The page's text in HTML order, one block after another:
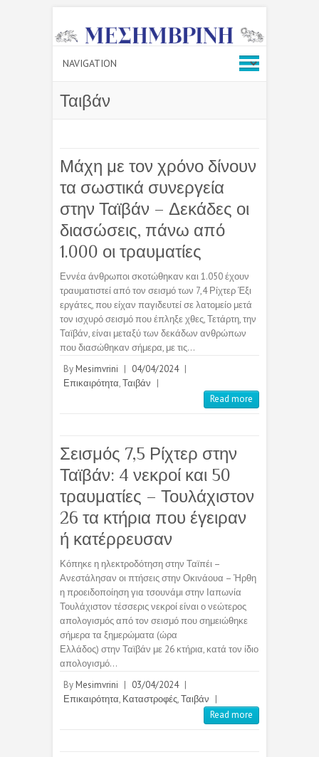
Ταιβάν
Μάχη με τον χρόνο δίνουν
τα σωστικά συνεργεία
στην Ταϊβάν – Δεκάδες οι
διασώσεις, πάνω από
1.000 οι τραυματίες
Εννέα άνθρωποι σκοτώθηκαν και 1.050 έχουν
τραυματιστεί από τον σεισμό των 7,4 Ρίχτερ Έξι
εργάτες, που είχαν παγιδευτεί σε λατομείο μετά
τον ισχυρό σεισμό που έπληξε χθες, Τετάρτη, την
Ταϊβάν, είναι μεταξύ των δεκάδων ανθρώπων
που διασώθηκαν σήμερα, με τις…
By Mesimvrini | 04/04/2024 |
Επικαιρότητα,Ταιβάν |
Read more
Σεισμός 7,5 Ρίχτερ στην
Ταϊβάν: 4 νεκροί και 50
τραυματίες – Τουλάχιστον
26 τα κτήρια που έγειραν
ή κατέρρευσαν
Κόπηκε η ηλεκτροδότηση στην Ταϊπέι –
Ανεστάλησαν οι πτήσεις στην Οκινάουα – Ήρθη
η προειδοποίηση για τσουνάμι στην Ιαπωνία
Τουλάχιστον τέσσερις νεκροί είναι ο νεώτερος
απολογισμός από τον σεισμό που σημειώθηκε
σήμερα τα ξημερώματα (ώρα
Ελλάδος) στην Ταϊβάν με 26 κτήρια, κατά τον ίδιο
απολογισμό…
By Mesimvrini | 03/04/2024 |
Επικαιρότητα, Καταστροφές,Ταιβάν |
Read more